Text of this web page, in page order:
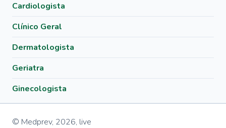
Cardiologista
Clínico Geral
Dermatologista
Geriatra
Ginecologista
© Medprev, 2026, live